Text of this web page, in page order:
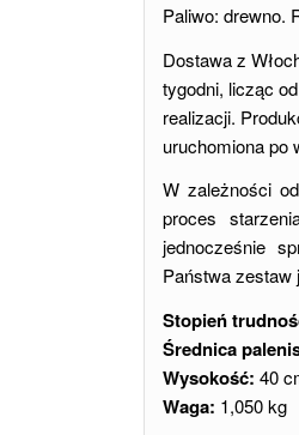
Paliwo: drewno.
Dostawa z
tygodni, licząc
realizacji.
uruchomiona po
W zależności
proces
jednocześnie
Państwa zestaw
Stopień
Średnica
Wysokość: 40
Waga: 1,050 kg